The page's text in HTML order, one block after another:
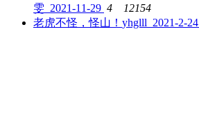
雯 2021-11-29 4
12154
老虎不怪，怪山！ yhglll 2021-2-24